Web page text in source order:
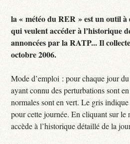
la « météo du RER » est un outil à
qui veulent accéder à l’historique
annoncées par la RATP... Il
octobre 2006.
Mode d’emploi : pour chaque jour
ayant connu des perturbations sont
normales sont en vert. Le gris indique
pour cette journée. En cliquant sur le
accède à l’historique détaillé de la